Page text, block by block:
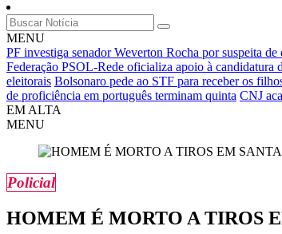
MENU
PF investiga senador Weverton Rocha por suspeita
Federação PSOL-Rede oficializa apoio à candidatura
eleitorais Bolsonaro pede ao STF para receber os
de proficiência em português terminam quinta CNJ
EM ALTA
MENU
Policial
HOMEM É MORTO A TIROS